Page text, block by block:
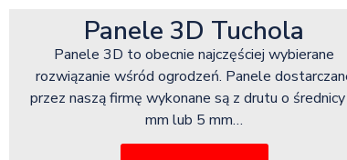
Panele 3D Tuchola
Panele 3D to obecnie najczęściej wybierane
rozwiązanie wśród ogrodzeń. Panele
przez naszą firmę wykonane są z drutu o
mm lub 5 mm…